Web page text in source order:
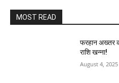
MOST READ
फरहान अख्तर
राशि खन्ना!
August 4, 2025